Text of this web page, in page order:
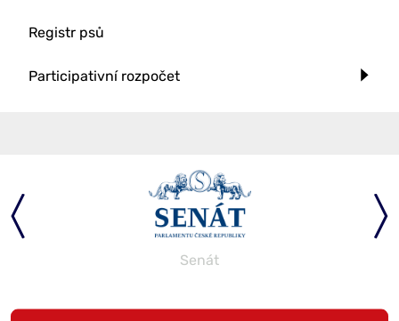
Registr psů
Participativní rozpočet
Senát